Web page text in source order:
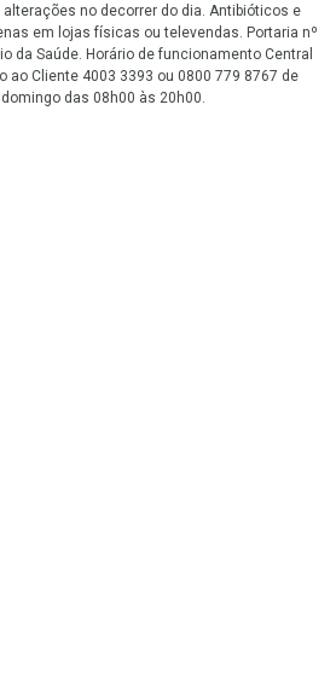
no decorrer do dia. Antibióticos e
em lojas físicas ou televendas. Portaria nº
da Saúde. Horário de funcionamento Central
ao Cliente 4003 3393 ou 0800 779 8767 de
das 08h00 às 20h00.